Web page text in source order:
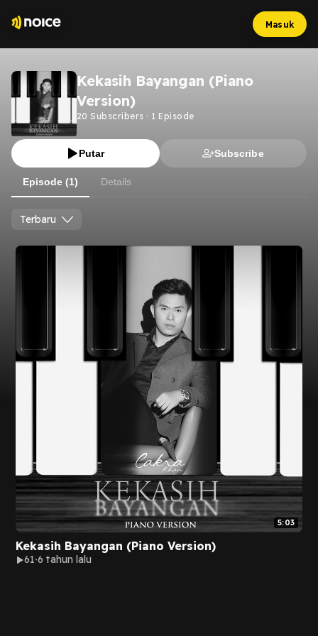
Masuk
Kekasih Bayangan (Piano
Version)
20 Subscribers · 1 Episode
Putar Subscribe
Episode (1) Details
Terbaru
5:03
Kekasih Bayangan (Piano Version)
61 6 tahun lalu